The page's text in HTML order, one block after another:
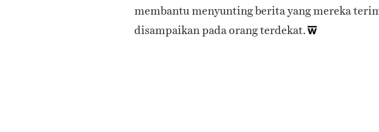
membantu menyunting berita yang mereka
disampaikan pada orang terdekat.